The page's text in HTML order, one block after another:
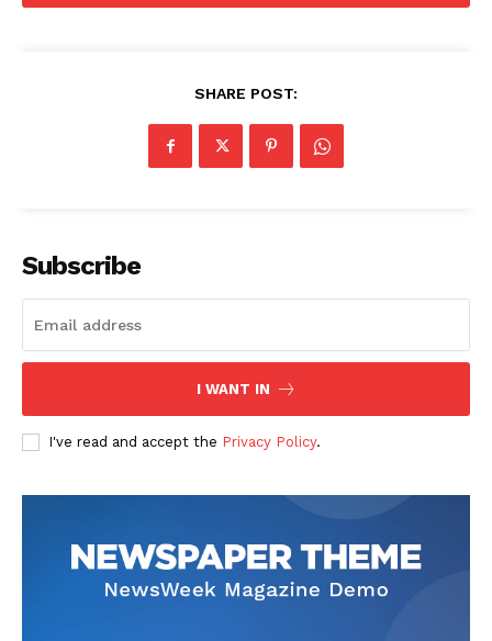
SHARE POST:
Subscribe
I WANT IN
I've read and accept the Privacy Policy.